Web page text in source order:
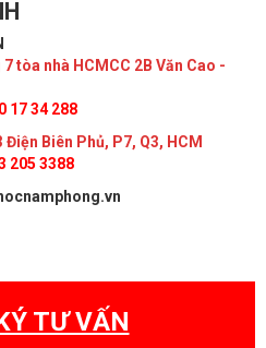
tòa nhà HCMCC 2B Văn Cao -
17 34 288
Điện Biên Phủ, P7, Q3, HCM
205 3388
TƯ VẤN